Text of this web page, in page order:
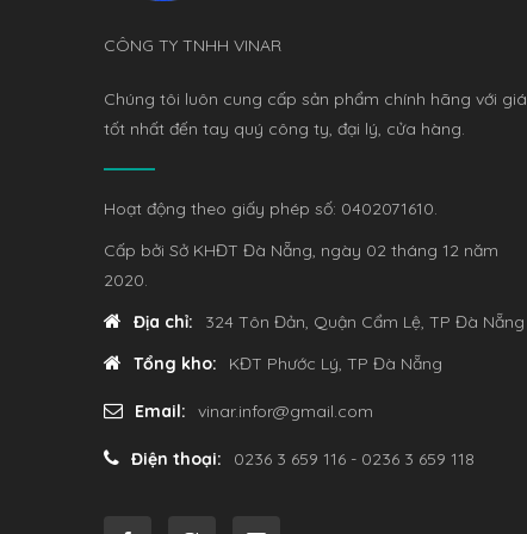
CÔNG TY TNHH VINAR
Chúng tôi luôn cung cấp sản phẩm chính hãng với giá
tốt nhất đến tay quý công ty, đại lý, cửa hàng.
Hoạt động theo giấy phép số: 0402071610.
Cấp bởi Sở KHĐT Đà Nẵng, ngày 02 tháng 12 năm
2020.
Địa chỉ:
324 Tôn Đản, Quận Cẩm Lệ, TP Đà Nẵng
Tổng kho:
KĐT Phước Lý, TP Đà Nẵng
Email: vinar.infor@gmail.com
Điện thoại: 0236 3 659 116 - 0236 3 659 118